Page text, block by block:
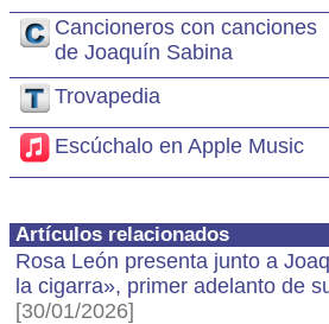
Cancioneros con canciones
de Joaquín Sabina
Trovapedia
Escúchalo en Apple Music
Artículos relacionados
Rosa León presenta junto a
la cigarra», primer adelanto de
[30/01/2026]